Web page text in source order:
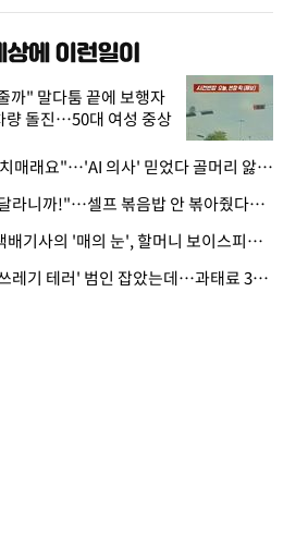
까" 말다툼 끝에 보행자
량 돌진…50대 여성 중상
· "AI가 치매래요"…'AI 의사' 믿었다 골머리 앓는 美 의료계 '경고'
· "볶아달라니까!"…셀프 볶음밥 안 볶아줬다고 사장 폭행한 손님
· 천안 택배기사의 '매의 눈', 할머니 보이스피싱 피해 막아
· 옥상 '쓰레기 테러' 범인 잡았는데…과태료 3만원 처분에 숙박업주 허탈